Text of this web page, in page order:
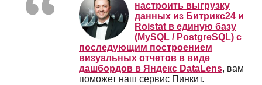
настроить выгрузку
данных из Битрикс24 и
Roistat в единую базу
(MySQL / PostgreSQL) с
последующим построением
визуальных отчетов в виде
дашбордов в Яндекс DataLens, вам
поможет наш сервис Пинкит.